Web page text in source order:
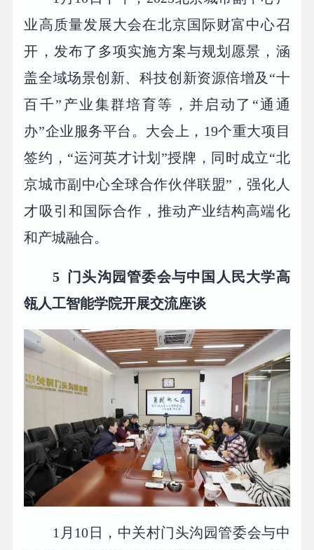
业高质量发展大会在北京国际财富中心召
开，发布了多项实施方案与规划愿景，涵
盖全域场景创新、科技创新资源倍增及“十
百千”产业集群培育等，并启动了“通通
办”企业服务平台。大会上，19个重大项目
签约，“运河英才计划”授牌，同时成立“北
京城市副中心全球合作伙伴联盟”，强化人
才吸引和国际合作，推动产业结构高端化
和产城融合。
5 门头沟园管委会与中国人民大学高
瓴人工智能学院开展交流座谈
1月10日，中关村门头沟园管委会与中